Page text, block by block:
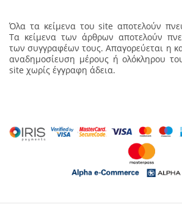
Όλα τα κείμενα του site αποτελούν
Τα κείμενα των άρθρων αποτελούν
των συγγραφέων τους. Απαγορεύεται η
αναδημοσίευση μέρους ή ολόκληρου
site χωρίς έγγραφη άδεια.